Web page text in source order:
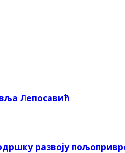
Лепосавић
развоју